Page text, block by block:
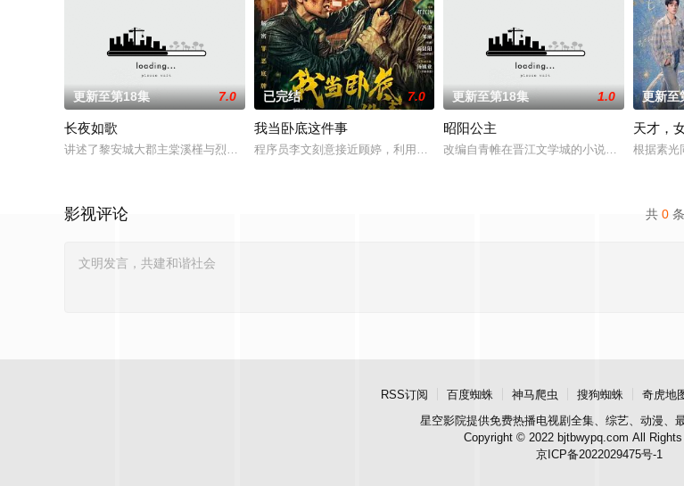
更新至第18集 7.0
长夜如歌
讲述了黎安城大郡主棠溪槿与烈云峥之间曲折动人的情感，以及他们在复杂局势中坚守初心、勇敢面对困难的爱情故事。
已完结 7.0
我当卧底这件事
程序员李文刻意接近顾婷，利用顾炎女儿奴的属性，请求老炮儿顾炎带自己用程序
更新至第18集 1.0
昭阳公主
改编自青帷在晋江文学城的小说《平阳公主》
更新至
天才，
根据素光
共 0
影视评论
RSS订阅 百度蜘蛛 神马爬虫 搜狗蜘蛛 奇虎地
星空影院提供免费热播电视剧全集、综艺、动漫、
Copyright © 2022 bjtbwypq.com All
京ICP备2022029475号-1